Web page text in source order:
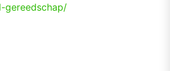
gereedschap/